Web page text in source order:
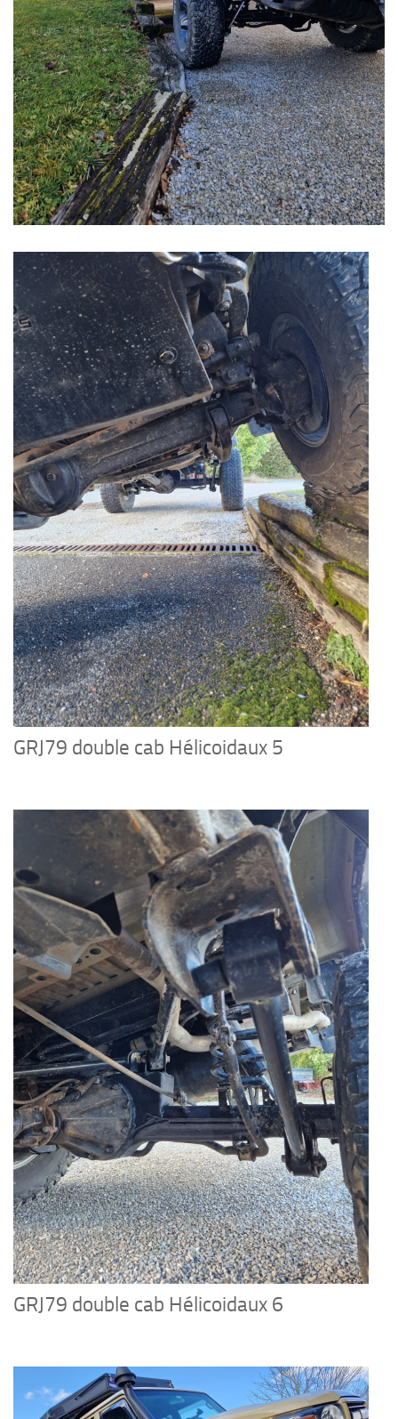
GRJ79 double cab Hélicoidaux 5
GRJ79 double cab Hélicoidaux 6